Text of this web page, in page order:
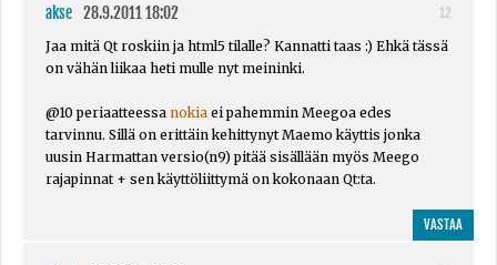
akse 28.9.2011 18:02
12
Jaa mitä Qt roskiin ja html5 tilalle? Kannatti taas :) Ehkä tässä
on vähän liikaa heti mulle nyt meininki.
@10 periaatteessa nokia ei pahemmin Meegoa edes
tarvinnu. Sillä on erittäin kehittynyt Maemo käyttis jonka
uusin Harmattan versio(n9) pitää sisällään myös Meego
rajapinnat + sen käyttöliittymä on kokonaan Qt:ta.
VASTAA